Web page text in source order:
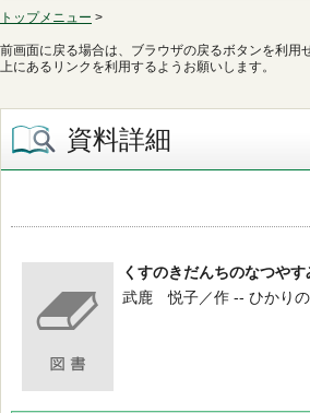
トップメニュー >
前画面に戻る場合は、ブラウザの戻るボタンを利用せ
上にあるリンクを利用するようお願いします。
資料詳細
くすのきだんちのなつやす
武鹿 悦子／作 -- ひかり